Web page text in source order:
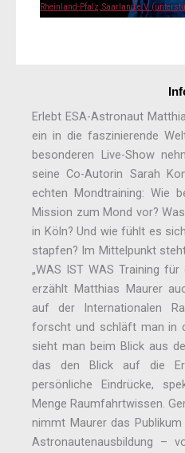
Rheinland-Pfalz, Saarland e.V.
Erlebt ESA-Astronaut
ein in die faszinierende
besonderen Live-Show
seine Co-Autorin Sarah
echten Mondtraining: Wie
Mission zum Mond vor?
in Köln? Und wie fühlt es
stapfen? Im Mittelpunkt
„WAS IST WAS Training
erzählt Matthias Maurer
auf der Internationalen
forscht und schläft man in
sieht man beim Blick aus
das den Blick auf die
persönliche Eindrücke,
Menge Raumfahrtwissen.
nimmt Maurer das
Astronautenausbildung –